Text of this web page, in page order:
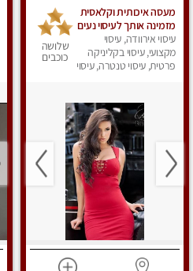
מעסה איכותית וקלאסית
מזמינה אותך לעיסוי נעים
מפנק ומרגיע
עיסוי אירוודה, עיסוי
מקצועי, עיסוי בקליניקה
פרטית, עיסוי טנטרה, עיסוי
שלושה
כוכבים